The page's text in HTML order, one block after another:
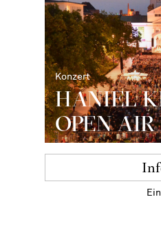
Konzert
HANIEL
OPEN AIR